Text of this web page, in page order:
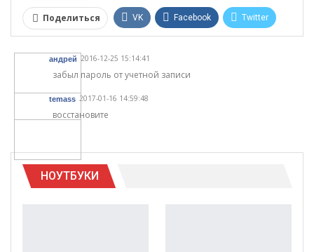
Поделиться VK Facebook Twitter
Telegram
андрей 2016-12-25 15:14:41
забыл пароль от учетной записи
temass 2017-01-16 14:59:48
восстановите
НОУТБУКИ